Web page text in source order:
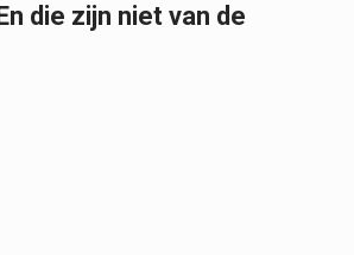
die zijn niet van de